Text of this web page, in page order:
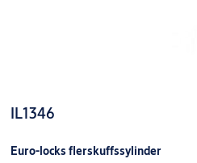
IL1346
Euro-locks flerskuffssylinder